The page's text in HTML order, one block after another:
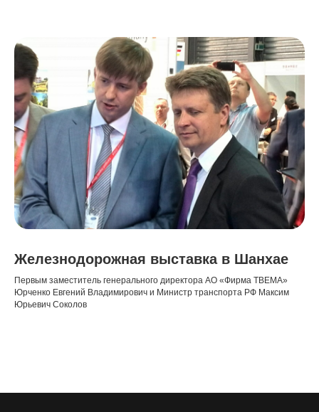
Железнодорожная выставка в Шанхае
Первым заместитель генерального директора АО «Фирма ТВЕМА»
Юрченко Евгений Владимирович и Министр транспорта РФ Максим
Юрьевич Соколов